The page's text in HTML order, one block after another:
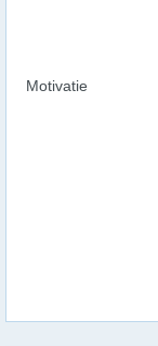
Motivatie